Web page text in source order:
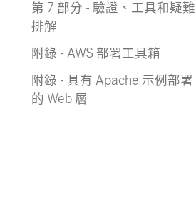
第 7 部分 - 驗證、工具和疑難
排解
附錄 - AWS 部署工具箱
附錄 - 具有 Apache 示例部署
的 Web 層